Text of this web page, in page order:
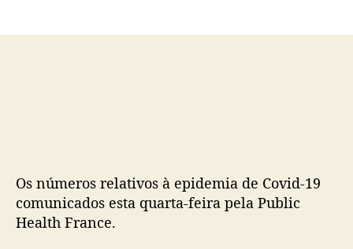
o
b
Os números relativos à epidemia de Covid-19
comunicados esta quarta-feira pela Public
Health France.